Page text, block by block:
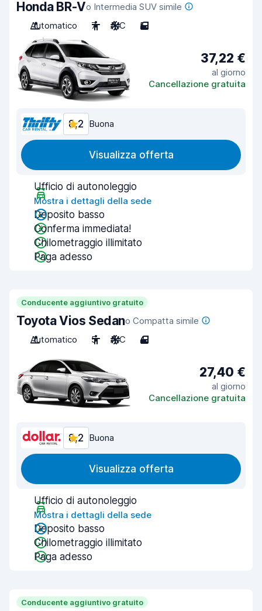
Honda BR-Vo Intermedia SUV simile
Automatico
7 A/C 5
37,22 €
al giorno
Cancellazione gratuita
8,2 Buona
Visualizza offerta
Ufficio di autonoleggio
Mostra i dettagli della sede
Deposito basso
Conferma immediata!
Chilometraggio illimitato
Paga adesso
Conducente aggiuntivo gratuito
Toyota Vios Sedano Compatta simile
Automatico
5 A/C 4
27,40 €
al giorno
Cancellazione gratuita
8,2 Buona
Visualizza offerta
Ufficio di autonoleggio
Mostra i dettagli della sede
Deposito basso
Chilometraggio illimitato
Paga adesso
Conducente aggiuntivo gratuito